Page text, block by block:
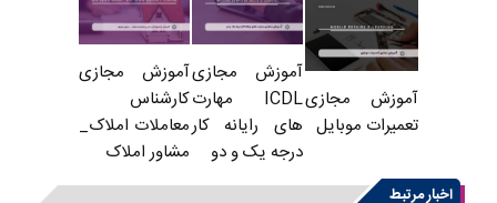
آموزش مجازی
تعمیرات موبایل
آموزش مجازی
ICDL مهارت
های رایانه کار
درجه یک و دو
آموزش مجازی
کارشناس
معاملات املاک_
مشاور املاک
اخبار مرتبط